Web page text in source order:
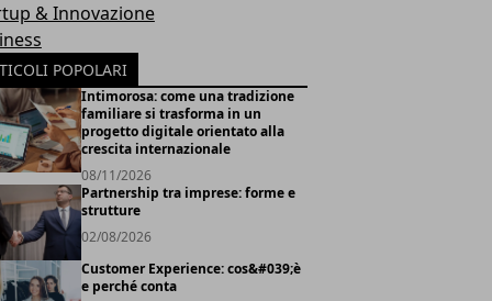
& Innovazione
POPOLARI
Intimorosa: come una tradizione
familiare si trasforma in un
progetto digitale orientato alla
crescita internazionale
08/11/2026
Partnership tra imprese: forme e
strutture
02/08/2026
Customer Experience: cos&#039;è
e perché conta